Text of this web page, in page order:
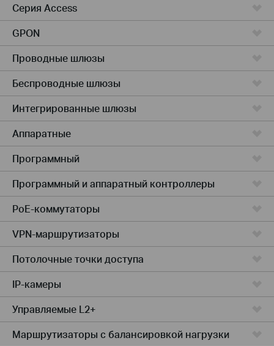
Серия Access
GPON
Проводные шлюзы
Беспроводные шлюзы
Интегрированные шлюзы
Аппаратные
Программный
Программный и аппаратный контроллеры
PoE-коммутаторы
VPN-маршрутизаторы
Потолочные точки доступа
IP-камеры
Управляемые L2+
Маршрутизаторы с балансировкой нагрузки